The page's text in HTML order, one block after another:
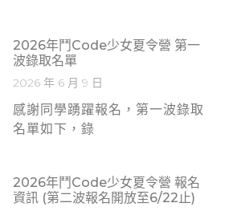
2026年鬥Code少女夏令營 第一
波錄取名單
2026 年 6 月 9 日
感謝同學踴躍報名，第一波錄取
名單如下，錄
2026年鬥code少女夏令營 報名
資訊 (第二波報名開放至6/22止)